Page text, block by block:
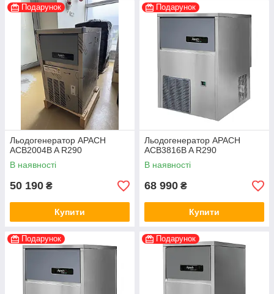
Подарунок
Льодогенератор APACH
ACB2004B A R290
В наявності
50 190 ₴
Купити
Подарунок
Льодогенератор APACH
ACB3816B A R290
В наявності
68 990 ₴
Купити
Подарунок Подарунок